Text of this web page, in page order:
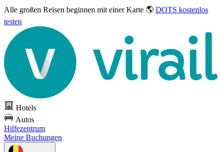
Alle großen Reisen beginnen mit einer Karte 🌎 DOTS kostenlos
testen
Hotels
Autos
Hilfezentrum
Meine Buchungen